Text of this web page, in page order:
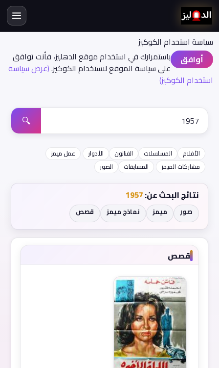
سياسة اسنخدام الكوكيز
أوافق
باستمرارك في استخدام موقع الدهليز، فأنت توافق
على سياسة الموقع لاستخدام الكوكيز.(عرض سياسة
استخدام الكوكيز)
🔍
الأفلام المسلسلات الفنانون الأدوار
عمل ميمز
مشاركات الميمز
المسابقات الصور
نتائج البحث عن:1957
صور ميمز نماذج ميمز قصص
قصص